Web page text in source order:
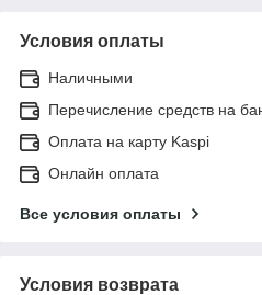
Условия оплаты
Наличными
Перечисление средств на
Оплата на карту Kaspi
Онлайн оплата
Все условия оплаты
Условия возврата